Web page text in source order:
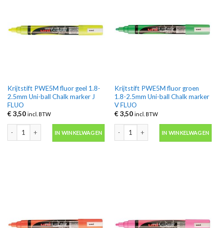
Krijtstift PWE5M fluor geel 1.8-
2.5mm Uni-ball Chalk marker J
FLUO
€3,50 incl. BTW
Krijtstift PWE5M fluor geel 1.8-2.5mm Uni-ball Chalk marker J FLUO aantal
IN WINKELWAGEN
Krijtstift PWE5M fluor groen
1.8-2.5mm Uni-ball Chalk marker
V FLUO
€3,50 incl. BTW
Krijtstift PWE5M fluor groen 1.8-
IN WINKELWAGEN